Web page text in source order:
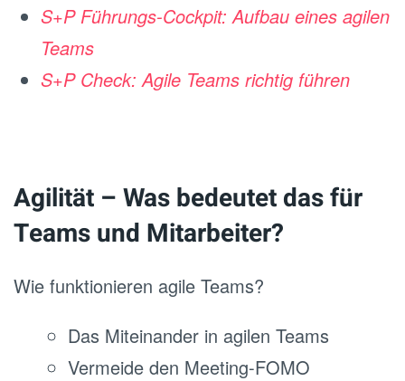
S+P Führungs-Cockpit: Aufbau eines agilen
Teams
S+P Check: Agile Teams richtig führen
Agilität – Was bedeutet das für
Teams und Mitarbeiter?
Wie funktionieren agile Teams?
Das Miteinander in agilen Teams
Vermeide den Meeting-FOMO